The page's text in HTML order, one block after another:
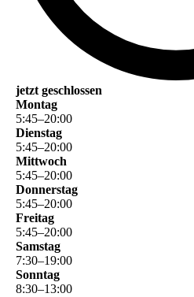
jetzt geschlossen
Montag
5:45–20:00
Dienstag
5:45–20:00
Mittwoch
5:45–20:00
Donnerstag
5:45–20:00
Freitag
5:45–20:00
Samstag
7:30–19:00
Sonntag
8:30–13:00